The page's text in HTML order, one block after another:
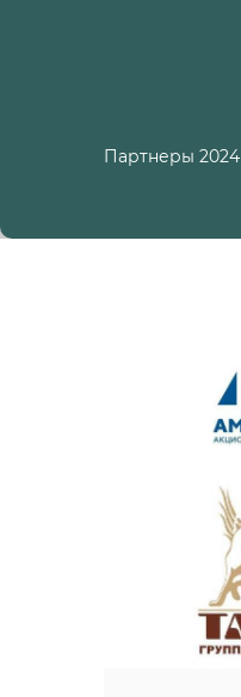
Партнеры 2024